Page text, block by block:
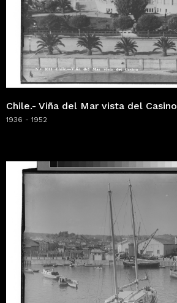
Chile.- Viña del Mar vista del Casino
1936 - 1952